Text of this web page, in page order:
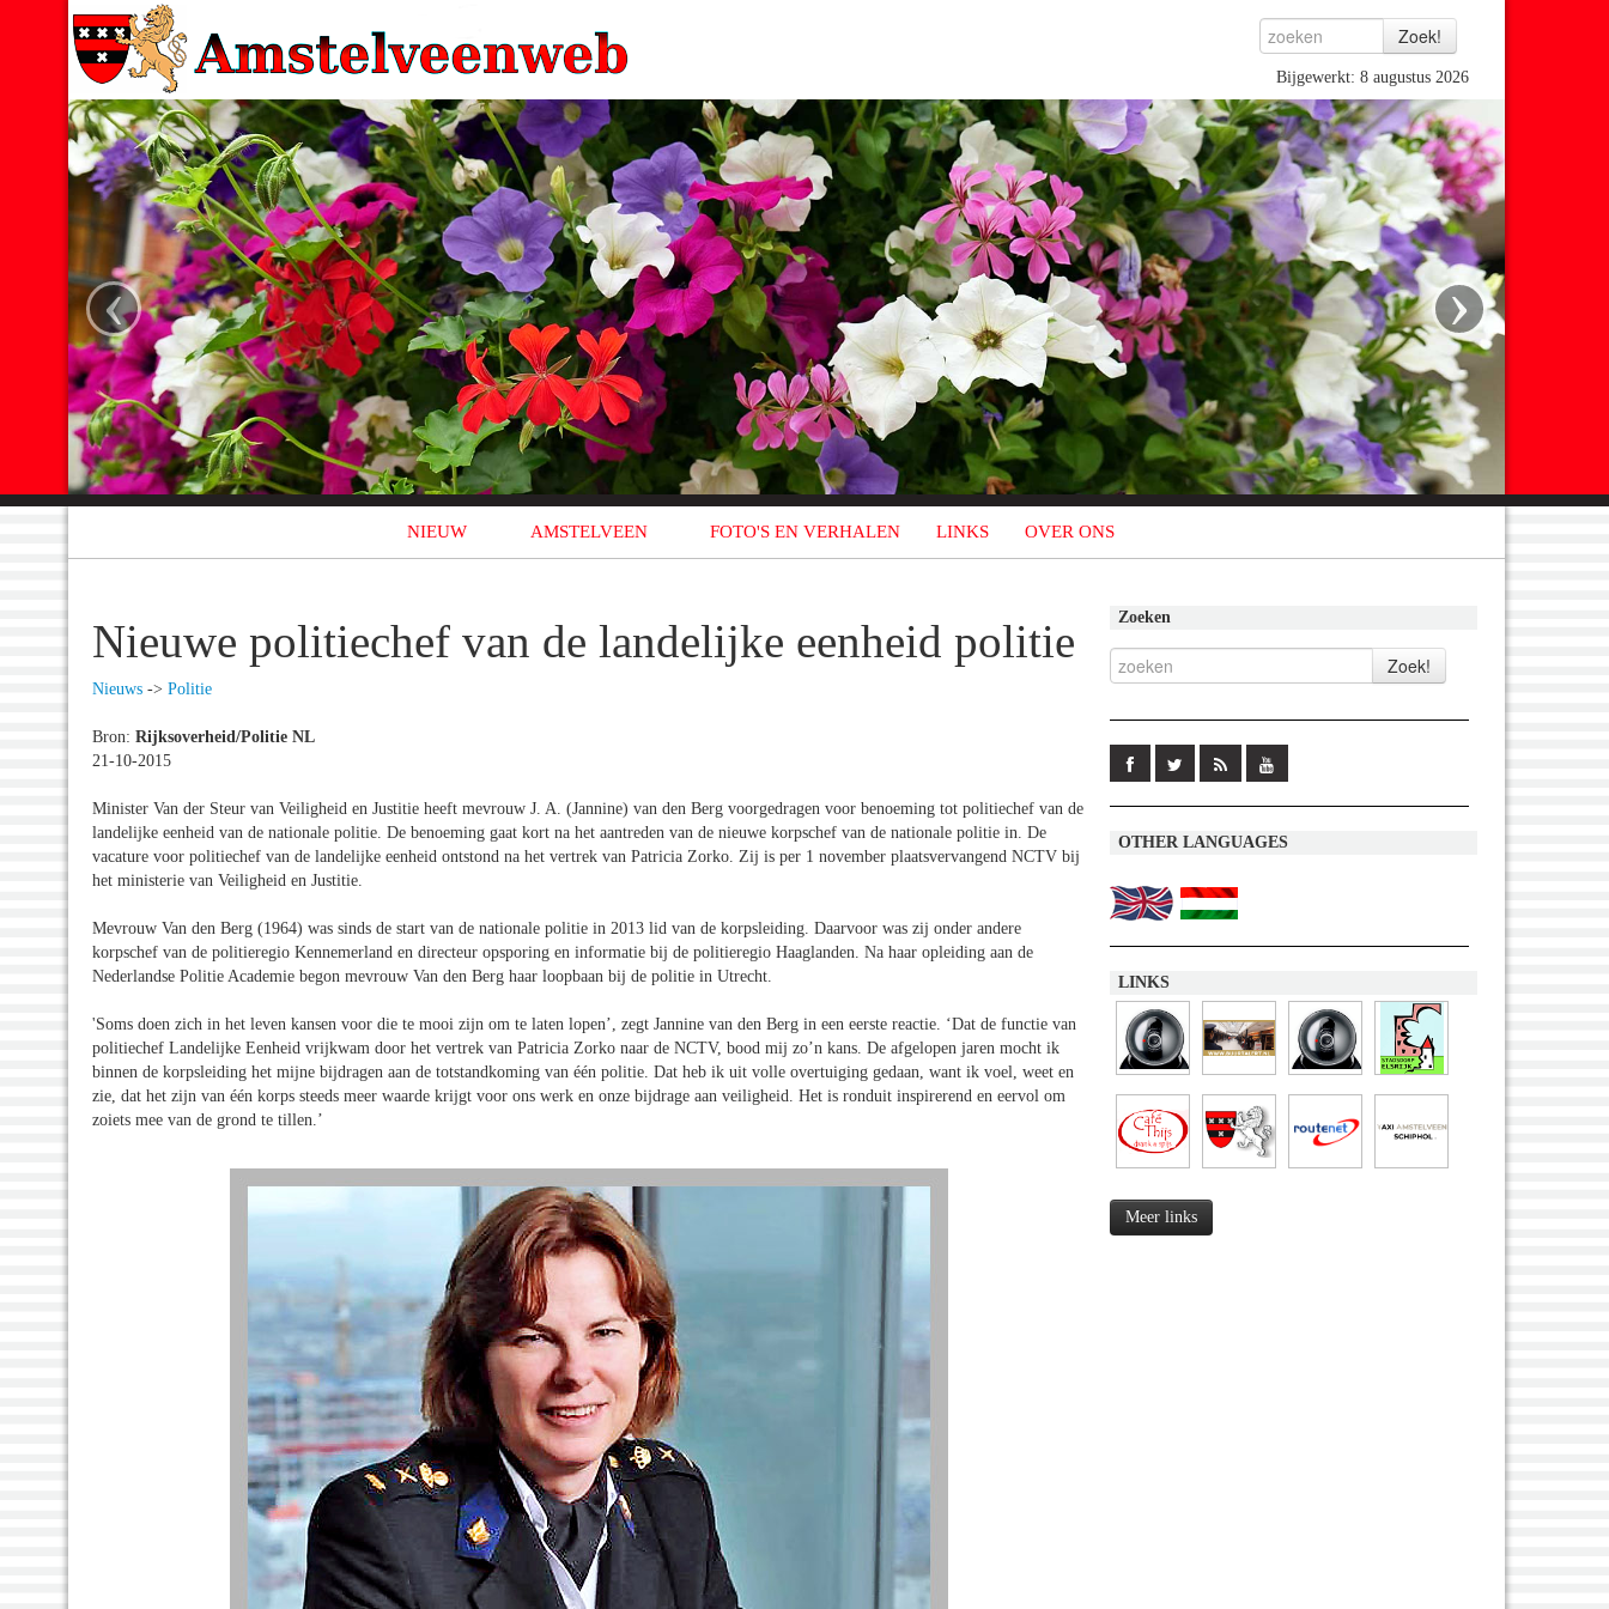
Bijgewerkt: 8 augustus 2026
‹ ›
NIEUW AMSTELVEEN FOTO'S EN VERHALEN LINKS OVER ONS
Nieuwe politiechef van de landelijke eenheid politie
Nieuws -> Politie
Bron: Rijksoverheid/Politie NL
21-10-2015
Minister Van der Steur van Veiligheid en Justitie heeft mevrouw J. A. (Jannine) van den Berg voorgedragen voor benoeming tot politiechef van de
landelijke eenheid van de nationale politie. De benoeming gaat kort na het aantreden van de nieuwe korpschef van de nationale politie in. De
vacature voor politiechef van de landelijke eenheid ontstond na het vertrek van Patricia Zorko. Zij is per 1 november plaatsvervangend NCTV bij
het ministerie van Veiligheid en Justitie.
Mevrouw Van den Berg (1964) was sinds de start van de nationale politie in 2013 lid van de korpsleiding. Daarvoor was zij onder andere
korpschef van de politieregio Kennemerland en directeur opsporing en informatie bij de politieregio Haaglanden. Na haar opleiding aan de
Nederlandse Politie Academie begon mevrouw Van den Berg haar loopbaan bij de politie in Utrecht.
'Soms doen zich in het leven kansen voor die te mooi zijn om te laten lopen’, zegt Jannine van den Berg in een eerste reactie. ‘Dat de functie van
politiechef Landelijke Eenheid vrijkwam door het vertrek van Patricia Zorko naar de NCTV, bood mij zo’n kans. De afgelopen jaren mocht ik
binnen de korpsleiding het mijne bijdragen aan de totstandkoming van één politie. Dat heb ik uit volle overtuiging gedaan, want ik voel, weet en
zie, dat het zijn van één korps steeds meer waarde krijgt voor ons werk en onze bijdrage aan veiligheid. Het is ronduit inspirerend en eervol om
zoiets mee van de grond te tillen.’
Zoeken
OTHER LANGUAGES
LINKS
Meer links